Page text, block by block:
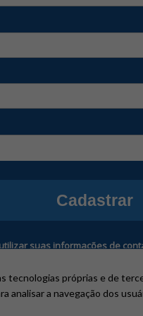
Cadastrar
suas informações de
tecnologias próprias e de
analisar a navegação dos